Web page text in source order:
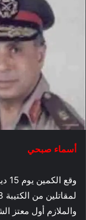
أسماء صبحي
والملازم أول معتز